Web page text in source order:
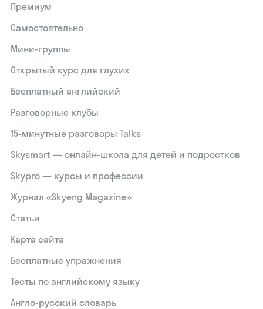
Премиум
Самостоятельно
Мини-группы
Открытый курс для глухих
Бесплатный английский
Разговорные клубы
15‑минутные разговоры Talks
Skysmart — онлайн-школа для детей и подростков
Skypro — курсы и профессии
Журнал «Skyeng Magazine»
Статьи
Карта сайта
Бесплатные упражнения
Тесты по английскому языку
Англо-русский словарь